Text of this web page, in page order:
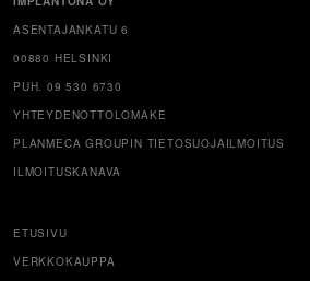
ASENTAJANKATU 6
00880 HELSINKI
PUH. 09 530 6730
YHTEYDENOTTOLOMAKE
PLANMECA GROUPIN TIETOSUOJAILMOITUS
ILMOITUSKANAVA
ETUSIVU
VERKKOKAUPPA